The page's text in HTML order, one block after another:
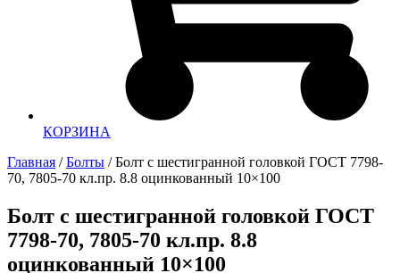
КОРЗИНА
Главная /Болты / Болт с шестигранной головкой ГОСТ 7798-
70, 7805-70 кл.пр. 8.8 оцинкованный 10×100
Болт с шестигранной головкой ГОСТ
7798-70, 7805-70 кл.пр. 8.8
оцинкованный 10×100